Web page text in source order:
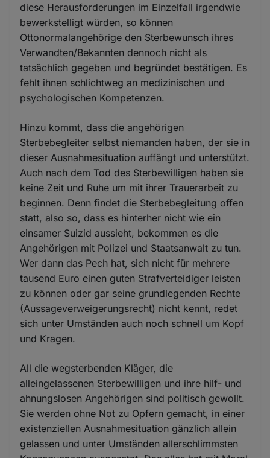
diese Herausforderungen im Einzelfall irgendwie
bewerkstelligt würden, so können
Ottonormalangehörige den Sterbewunsch ihres
Verwandten/Bekannten dennoch nicht als
tatsächlich gegeben und begründet bestätigen. Es
fehlt ihnen schlichtweg an medizinischen und
psychologischen Kompetenzen.
Hinzu kommt, dass die angehörigen
Sterbebegleiter selbst niemanden haben, der sie in
dieser Ausnahmesituation auffängt und unterstützt.
Auch nach dem Tod des Sterbewilligen haben sie
keine Zeit und Ruhe um mit ihrer Trauerarbeit zu
beginnen. Denn findet die Sterbebegleitung offen
statt, also so, dass es hinterher nicht wie ein
einsamer Suizid aussieht, bekommen es die
Angehörigen mit Polizei und Staatsanwalt zu tun.
Wer dann das Pech hat, sich nicht für mehrere
tausend Euro einen guten Strafverteidiger leisten
zu können oder gar seine grundlegenden Rechte
(Aussageverweigerungsrecht) nicht kennt, redet
sich unter Umständen auch noch schnell um Kopf
und Kragen.
All die wegsterbenden Kläger, die
alleingelassenen Sterbewilligen und ihre hilf- und
ahnungslosen Angehörigen sind politisch gewollt.
Sie werden ohne Not zu Opfern gemacht, in einer
existenziellen Ausnahmesituation gänzlich allein
gelassen und unter Umständen allerschlimmsten